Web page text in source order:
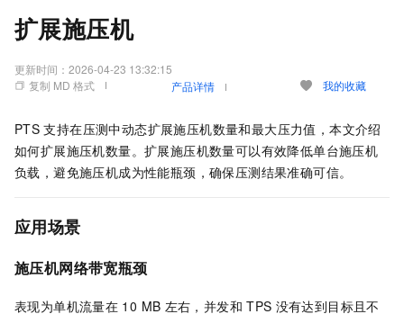
扩展施压机
更新时间： 2026-04-23 13:32:15
复制 MD 格式
产品详情 我的收藏
PTS 支持在压测中动态扩展施压机数量和最大压力值，本文介绍
如何扩展施压机数量。扩展施压机数量可以有效降低单台施压机
负载，避免施压机成为性能瓶颈，确保压测结果准确可信。
应用场景
施压机网络带宽瓶颈
表现为单机流量在 10 MB 左右，并发和 TPS 没有达到目标且不